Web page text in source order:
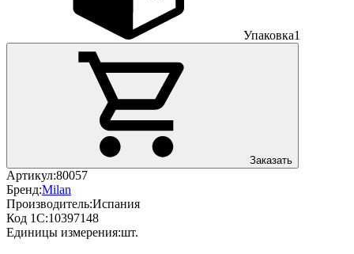
Упаковка1
Заказать
Артикул:80057
Бренд:Milan
Производитель:Испания
Код 1С:10397148
Единицы измерения:шт.